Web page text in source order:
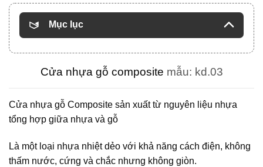
Mục lục
Cửa nhựa gỗ composite mẫu: kd.03
Cửa nhựa gỗ Composite sản xuất từ nguyên liệu nhựa
tổng hợp giữa nhựa và gỗ
Là một loại nhựa nhiệt dẻo với khả năng cách điện, không
thấm nước, cứng và chắc nhưng không giòn.